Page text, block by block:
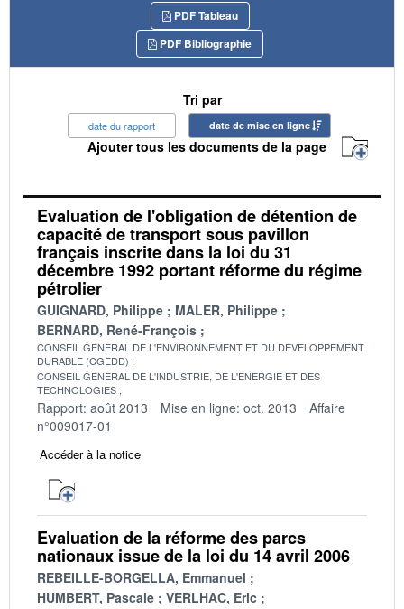
PDF Tableau
PDF Bibliographie
Tri par
date du rapport date de mise en ligne
Ajouter tous les documents de la page
Evaluation de l'obligation de détention de
capacité de transport sous pavillon
français inscrite dans la loi du 31
décembre 1992 portant réforme du régime
pétrolier
GUIGNARD, Philippe
MALER, Philippe
BERNARD, René-François
CONSEIL GENERAL DE L'ENVIRONNEMENT ET DU DEVELOPPEMENT
DURABLE (CGEDD)
CONSEIL GENERAL DE L'INDUSTRIE, DE L'ENERGIE ET DES
TECHNOLOGIES
Rapport: août 2013 Mise en ligne: oct. 2013
Affaire
n°009017-01
Accéder à la notice
Evaluation de la réforme des parcs
nationaux issue de la loi du 14 avril 2006
REBEILLE-BORGELLA, Emmanuel
HUMBERT, Pascale
VERLHAC, Eric